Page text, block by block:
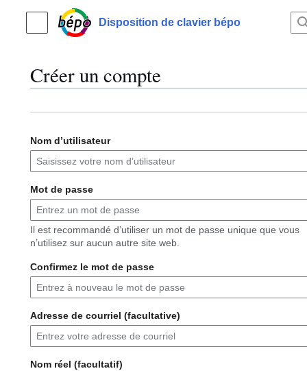
contenu
Menu principalDisposition de clavier bépo
Créer un compte
Nom d’utilisateur
Mot de passe
Il est recommandé d’utiliser un mot de passe unique que vous
n’utilisez sur aucun autre site web.
Confirmez le mot de passe
Adresse de courriel (facultative)
Nom réel (facultatif)